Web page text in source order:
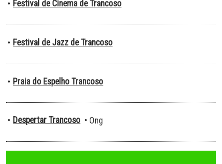
• Festival de Cinema de Trancoso
• Festival de Jazz de Trancoso
• Praia do Espelho Trancoso
• Despertar Trancoso • Ong